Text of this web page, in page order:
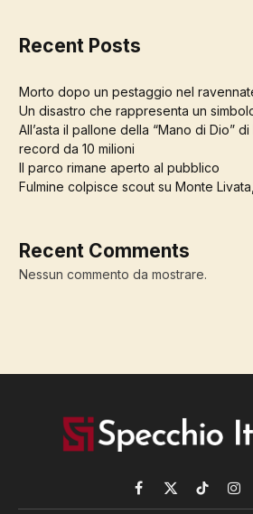
Recent Posts
Morto dopo un pestaggio nel
Un disastro che rappresenta un
All’asta il pallone della “Mano di Dio”
record da 10 milioni
Il parco rimane aperto al pubblico
Fulmine colpisce scout su Monte
Recent Comments
Nessun commento da mostrare.
Facebook
X
TikTok